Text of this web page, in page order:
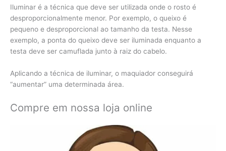
Iluminar é a técnica que deve ser utilizada onde o rosto é
desproporcionalmente menor. Por exemplo, o queixo é
pequeno e desproporcional ao tamanho da testa. Nesse
exemplo, a ponta do queixo deve ser iluminada enquanto a
testa deve ser camuflada junto à raiz do cabelo.
Aplicando a técnica de iluminar, o maquiador conseguirá
“aumentar” uma determinada área.
Compre em nossa loja online